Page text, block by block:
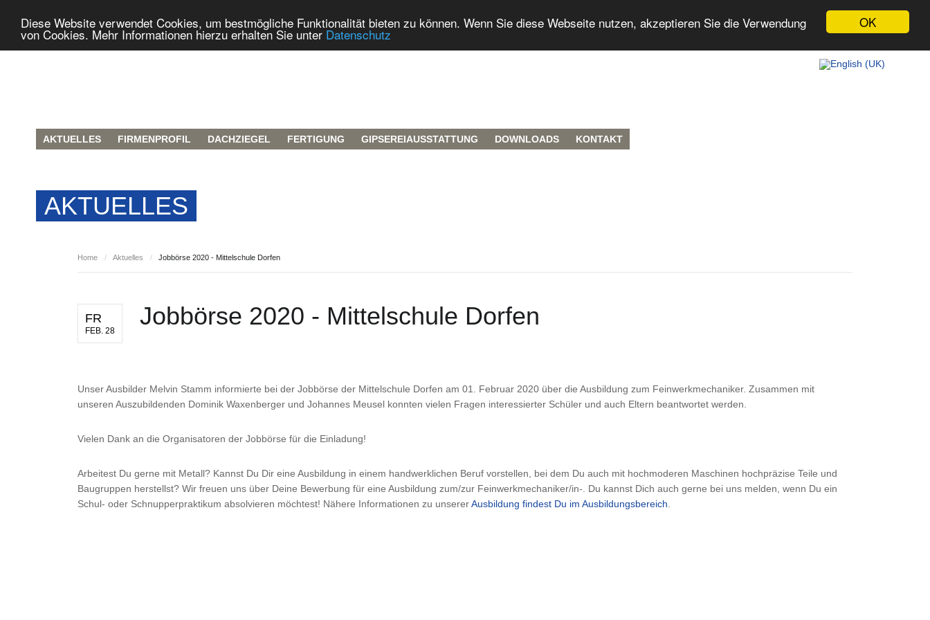
OK
Diese Website verwendet Cookies, um bestmögliche Funktionalität bieten zu können. Wenn Sie diese Webseite nutzen, akzeptieren Sie die Verwendung
von Cookies. Mehr Informationen hierzu erhalten Sie unter Datenschutz
AKTUELLES FIRMENPROFIL DACHZIEGEL FERTIGUNG GIPSEREIAUSSTATTUNG DOWNLOADS KONTAKT
AKTUELLES
Home / Aktuelles / Jobbörse 2020 - Mittelschule Dorfen
FR
FEB. 28
Jobbörse 2020 - Mittelschule Dorfen
Unser Ausbilder Melvin Stamm informierte bei der Jobbörse der Mittelschule Dorfen am 01. Februar 2020 über die Ausbildung zum Feinwerkmechaniker. Zusammen mit
unseren Auszubildenden Dominik Waxenberger und Johannes Meusel konnten vielen Fragen interessierter Schüler und auch Eltern beantwortet werden.
Vielen Dank an die Organisatoren der Jobbörse für die Einladung!
Arbeitest Du gerne mit Metall? Kannst Du Dir eine Ausbildung in einem handwerklichen Beruf vorstellen, bei dem Du auch mit hochmoderen Maschinen hochpräzise Teile und
Baugruppen herstellst? Wir freuen uns über Deine Bewerbung für eine Ausbildung zum/zur Feinwerkmechaniker/in-. Du kannst Dich auch gerne bei uns melden, wenn Du ein
Schul- oder Schnupperpraktikum absolvieren möchtest! Nähere Informationen zu unsererAusbildung findest Du im Ausbildungsbereich